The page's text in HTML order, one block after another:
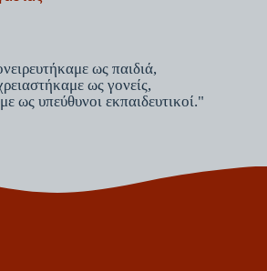
ως παιδιά,
ως γονείς,
ως υπεύθυνοι εκπαιδευτικοί."